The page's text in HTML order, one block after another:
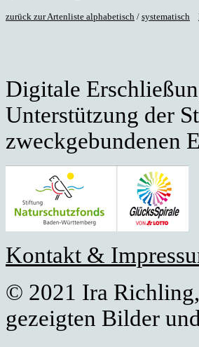
zurück zur Artenliste alphabetisch / systematisch
Digitale
Unterstützung der
zweckgebundenen
Kontakt &
© 2021 Ira
gezeigten Bilder